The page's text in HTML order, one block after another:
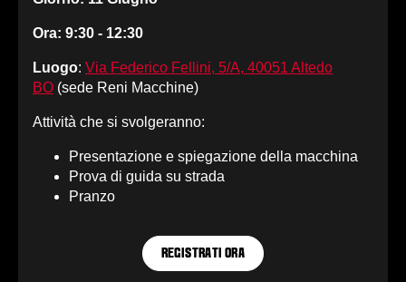
Ora: 9:30 - 12:30
Luogo: Via Federico Fellini, 5/A, 40051 Altedo
BO (sede Reni Macchine)
Attività che si svolgeranno:
Presentazione e spiegazione della macchina
Prova di guida su strada
Pranzo
REGISTRATI ORA